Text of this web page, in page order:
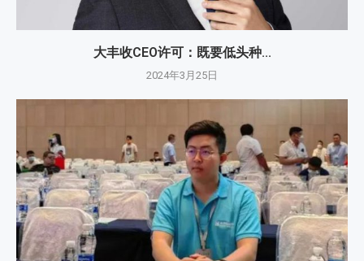
大丰收CEO许可：既要低头种...
2024年3月25日